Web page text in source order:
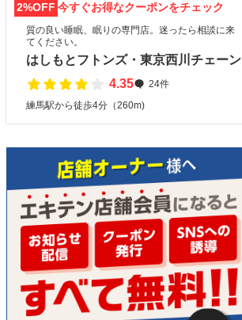
2%OFF 今すぐお得なクーポンをチェック
質の良い睡眠、眠りの専門店。迷ったら相談に来
てください。
はしもとフトンズ・東京西川チェーン
4.35
24件
練馬駅から徒歩4分（260m)